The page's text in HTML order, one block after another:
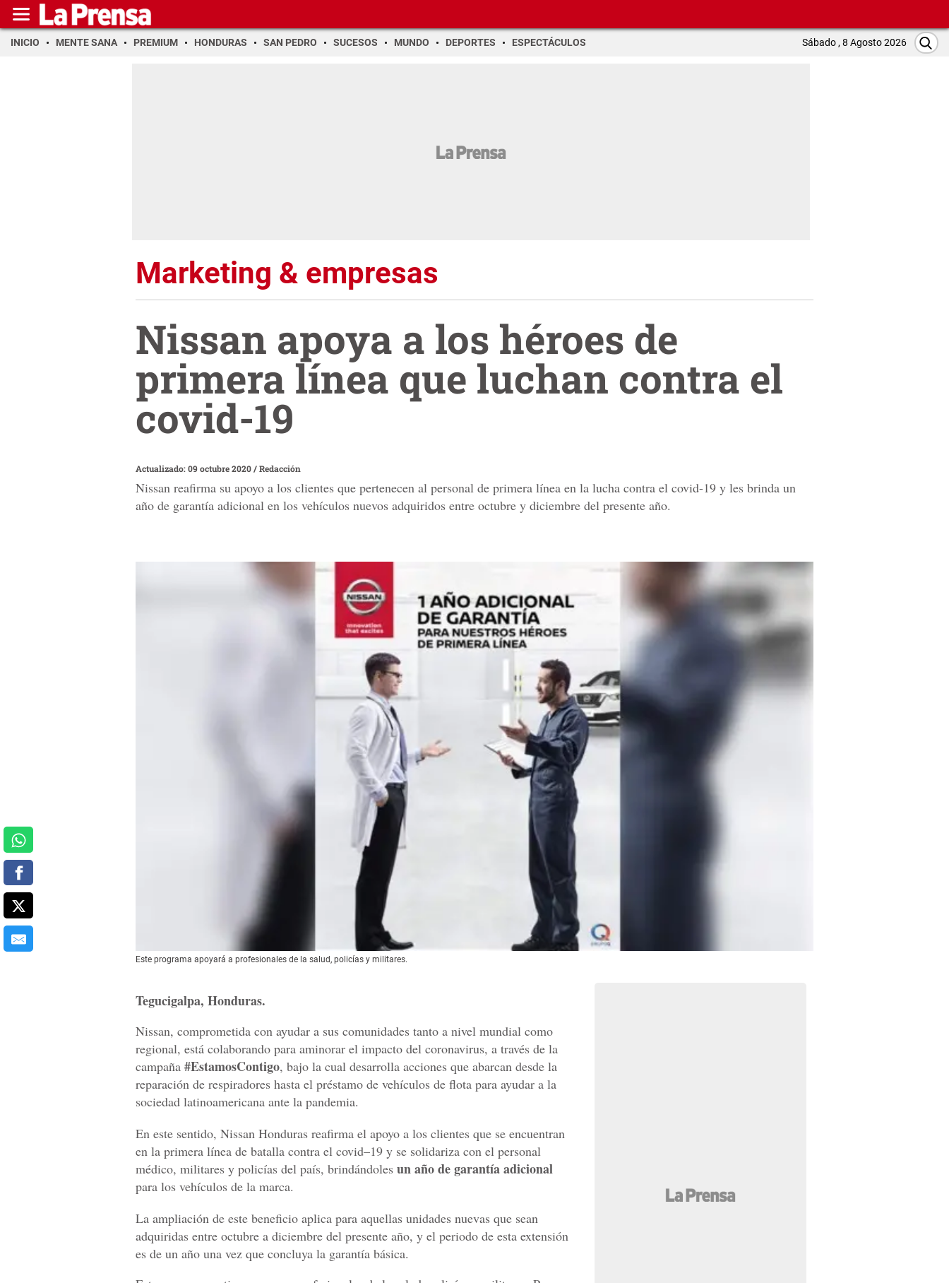
INICIO MENTE SANA PREMIUM HONDURAS SAN PEDRO SUCESOS MUNDO DEPORTES ESPECTÁCULOS Sábado , 8 Agosto 2026
Marketing & empresas
Nissan apoya a los héroes de
primera línea que luchan contra el
covid-19
Actualizado: 09 octubre 2020/Redacción
Nissan reafirma su apoyo a los clientes que pertenecen al personal de primera línea en la lucha contra el covid-19 y les brinda un
año de garantía adicional en los vehículos nuevos adquiridos entre octubre y diciembre del presente año.
Este programa apoyará a profesionales de la salud, policías y militares.
Tegucigalpa, Honduras.
Nissan, comprometida con ayudar a sus comunidades tanto a nivel mundial como
regional, está colaborando para aminorar el impacto del coronavirus, a través de la
campaña #EstamosContigo, bajo la cual desarrolla acciones que abarcan desde la
reparación de respiradores hasta el préstamo de vehículos de flota para ayudar a la
sociedad latinoamericana ante la pandemia.
En este sentido, Nissan Honduras reafirma el apoyo a los clientes que se encuentran
en la primera línea de batalla contra el covid–19 y se solidariza con el personal
médico, militares y policías del país, brindándoles un año de garantía adicional
para los vehículos de la marca.
La ampliación de este beneficio aplica para aquellas unidades nuevas que sean
adquiridas entre octubre a diciembre del presente año, y el periodo de esta extensión
es de un año una vez que concluya la garantía básica.